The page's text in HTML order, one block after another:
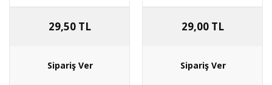
29,50 TL 29,00 TL